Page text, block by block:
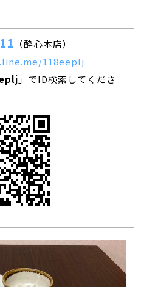
（酔心本店）
118eeplj
」でID検索してくださ